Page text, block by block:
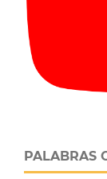
PALABRAS